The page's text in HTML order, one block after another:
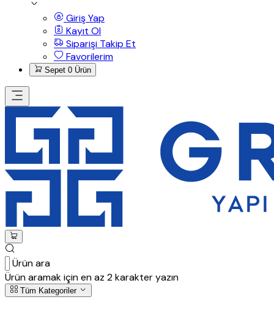
Giriş Yap
Kayıt Ol
Siparişi Takip Et
Favorilerim
Sepet 0 Ürün
Ürün ara
Ürün aramak için en az 2 karakter yazın
Tüm Kategoriler